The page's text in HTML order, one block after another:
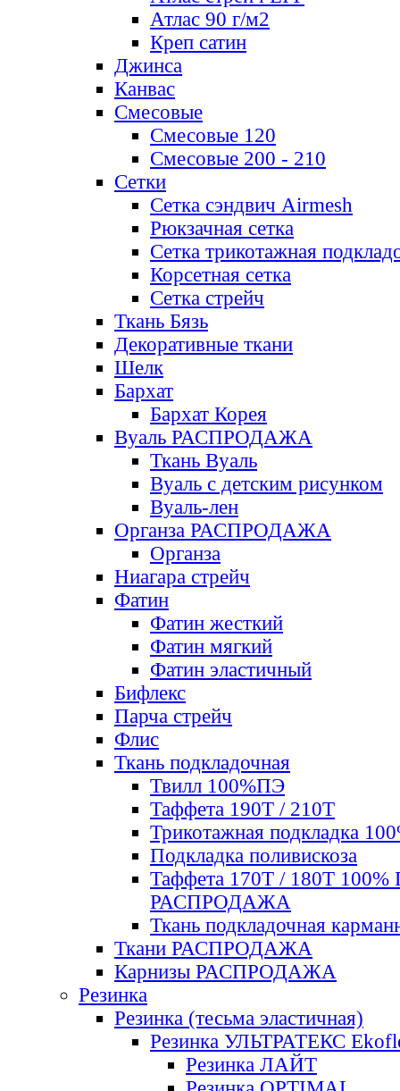
Атлас 90 г/м2
Креп сатин
Джинса
Канвас
Смесовые
Смесовые 120
Смесовые 200 - 210
Сетки
Сетка сэндвич Airmesh
Рюкзачная сетка
Сетка трикотажная
Корсетная сетка
Сетка стрейч
Ткань Бязь
Декоративные ткани
Шелк
Бархат
Бархат Корея
Вуаль РАСПРОДАЖА
Ткань Вуаль
Вуаль с детским рисунком
Вуаль-лен
Органза РАСПРОДАЖА
Органза
Ниагара стрейч
Фатин
Фатин жесткий
Фатин мягкий
Фатин элаcтичный
Бифлекс
Парча стрейч
Флис
Ткань подкладочная
Твилл 100%ПЭ
Таффета 190Т / 210Т
Трикотажная подкладка
Подкладка поливискоза
Таффета 170Т / 180Т 100%
РАСПРОДАЖА
Ткань подкладочная
Ткани РАСПРОДАЖА
Карнизы РАСПРОДАЖА
Резинка
Резинка (тесьма эластичная)
Резинка УЛЬТРАТЕКС
Резинка ЛАЙТ